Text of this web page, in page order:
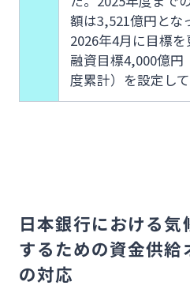
額は3,521億円とな
2026年4月に目標
融資目標4,000億円
度累計）を設定して
日本銀行における
するための資金供給
の対応